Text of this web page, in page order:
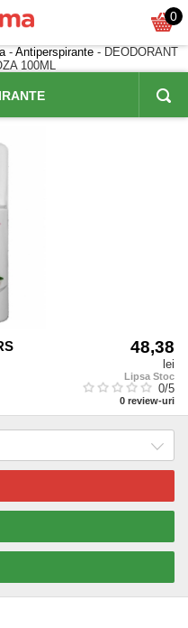
0
- Antiperspirante - DEODORANT
100ML
48,38
lei
Lipsa Stoc
0/5
0 review-uri